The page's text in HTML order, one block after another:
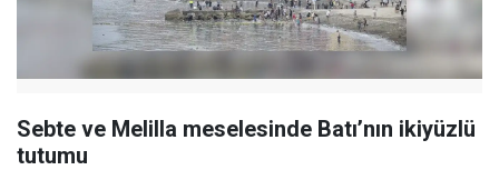
Sebte ve Melilla meselesinde Batı’nın ikiyüzlü
tutumu